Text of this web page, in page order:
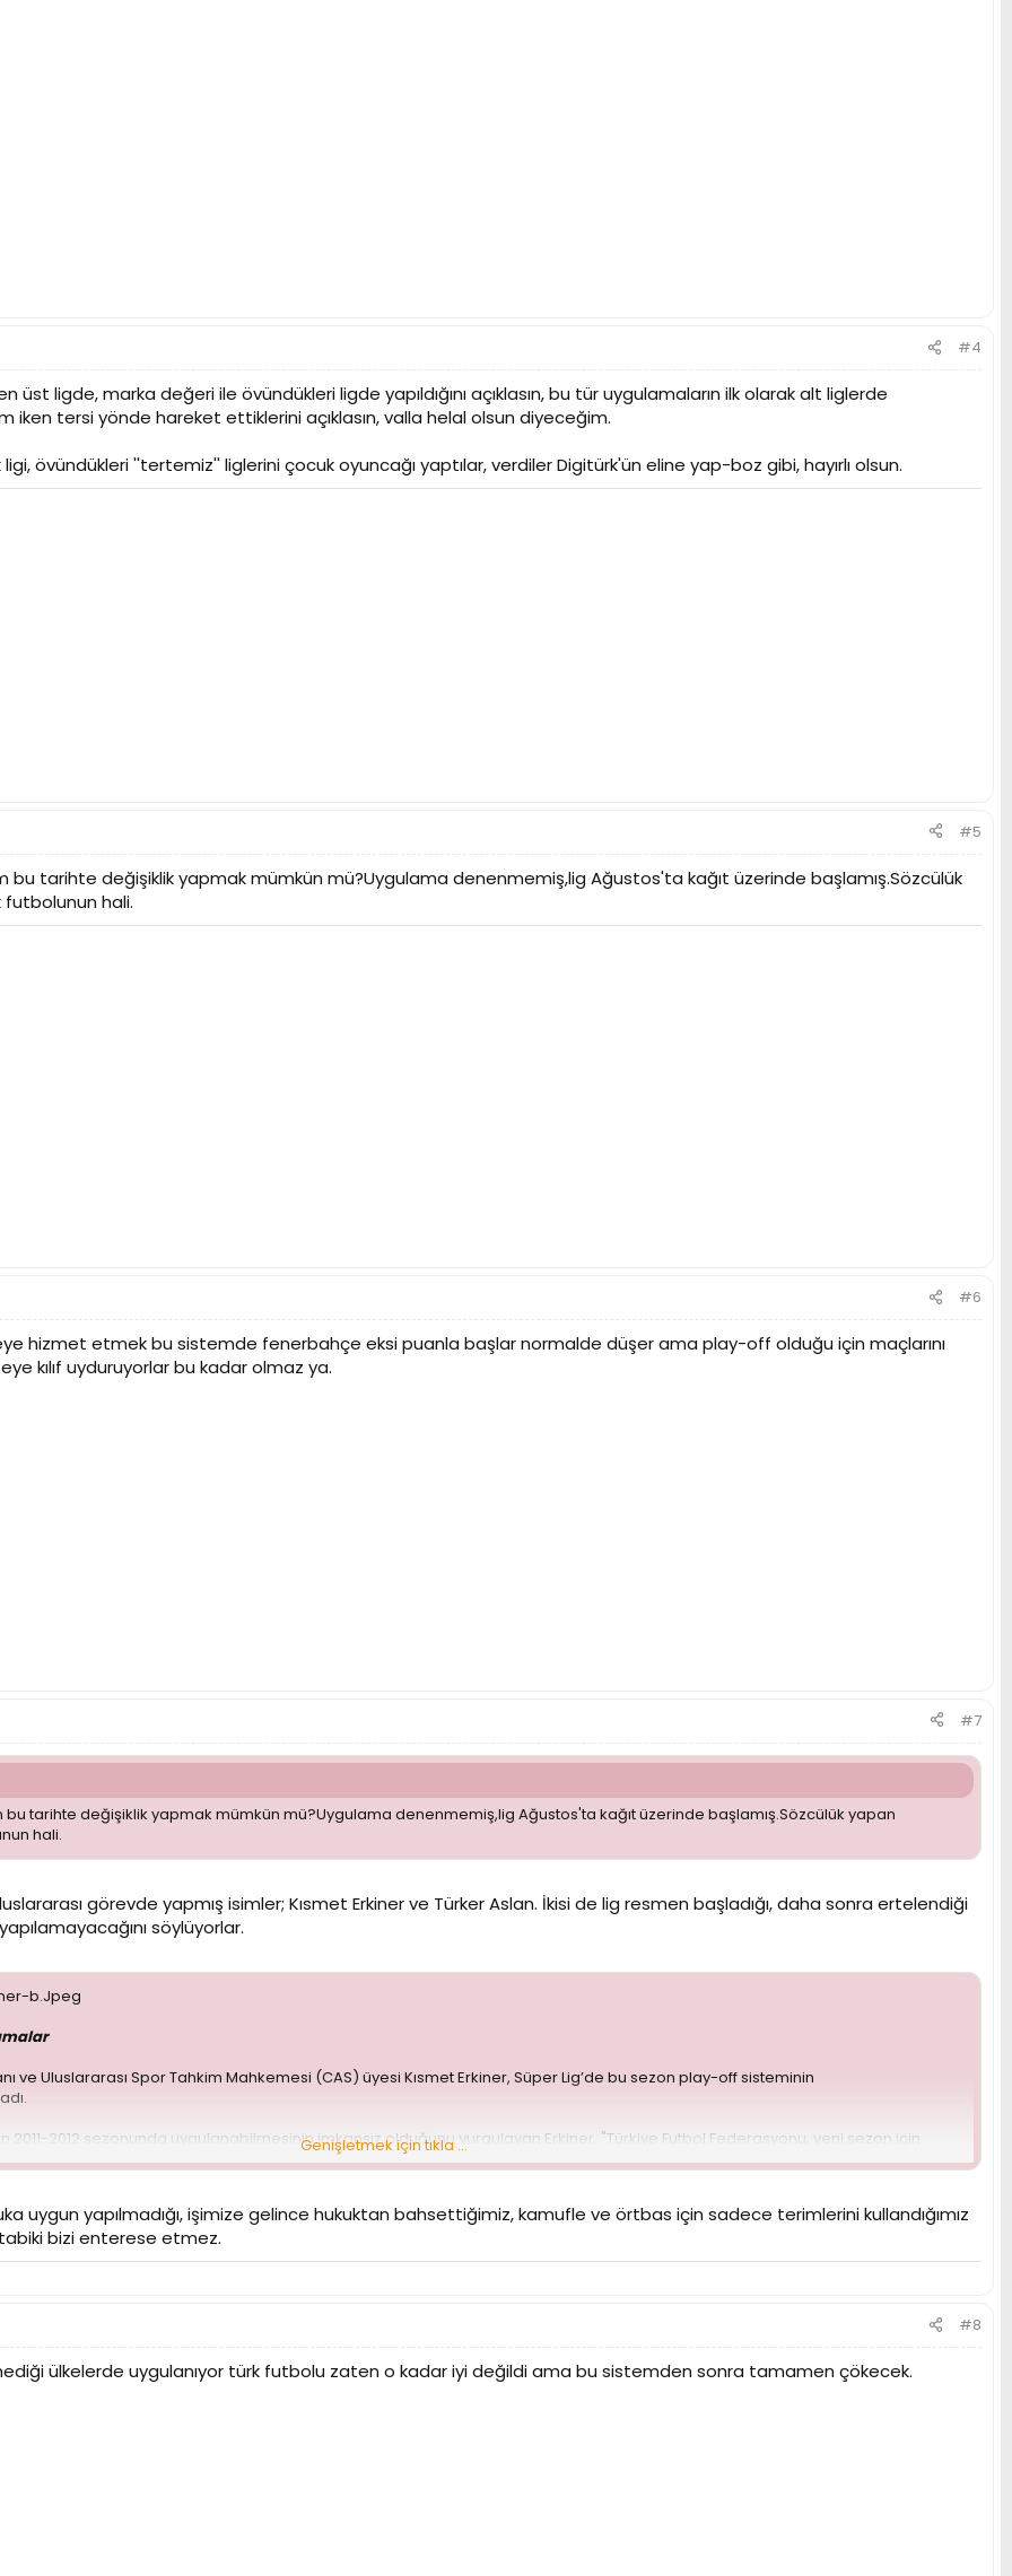
#4
üst ligde, marka değeri ile övündükleri ligde yapıldığını açıklasın, bu tür uygulamaların ilk olarak alt liglerde
iken tersi yönde hareket ettiklerini açıklasın, valla helal olsun diyeceğim.
övündükleri ''tertemiz'' liglerini çocuk oyuncağı yaptılar, verdiler Digitürk'ün eline yap-boz gibi, hayırlı olsun.
#5
bu tarihte değişiklik yapmak mümkün mü?Uygulama denenmemiş,lig Ağustos'ta kağıt üzerinde başlamış.Sözcülük
hali.
#6
hizmet etmek bu sistemde fenerbahçe eksi puanla başlar normalde düşer ama play-off olduğu için maçlarını
kılıf uyduruyorlar bu kadar olmaz ya.
#7
tarihte değişiklik yapmak mümkün mü?Uygulama denenmemiş,lig Ağustos'ta kağıt üzerinde başlamış.Sözcülük yapan
hali.
görevde yapmış isimler; Kısmet Erkiner ve Türker Aslan. İkisi de lig resmen başladığı, daha sonra ertelendiği
söylüyorlar.
ve Uluslararası Spor Tahkim Mahkemesi (CAS) üyesi Kısmet Erkiner, Süper Lig’de bu sezon play-off sisteminin
2011-2012 sezonunda uygulanabilmesinin imkansız olduğunu vurgulayan Erkiner, "Türkiye Futbol Federasyonu, yeni sezon için
Lig, 5 Ağustos tarihinde resmi olarak başladı. Ligin sadece ertelendiği söylendi. Yani resmi olarak şu anda sezon başladı.
Genişletmek için tıkla ...
uygun yapılmadığı, işimize gelince hukuktan bahsettiğimiz, kamufle ve örtbas için sadece terimlerini kullandığımız
bizi enterese etmez.
#8
ülkelerde uygulanıyor türk futbolu zaten o kadar iyi değildi ama bu sistemden sonra tamamen çökecek.